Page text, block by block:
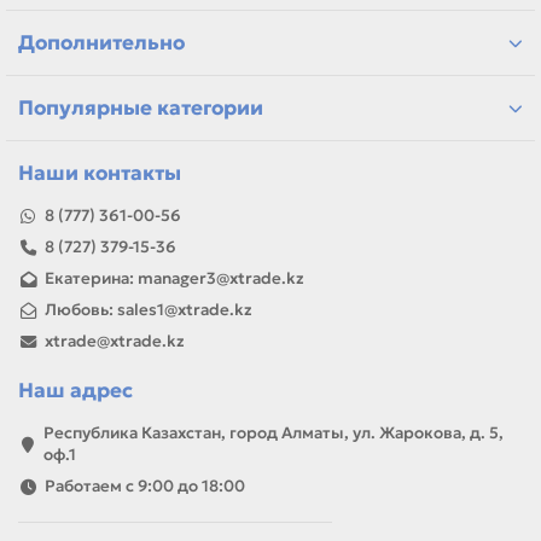
Если параметры в карточке совпадают с вашей моделью
запаса.
Дополнительно
Популярные категории
Наши контакты
8 (777) 361-00-56
8 (727) 379-15-36
Екатерина: manager3@xtrade.kz
Любовь: sales1@xtrade.kz
xtrade@xtrade.kz
Наш адрес
Республика Казахстан, город Алматы, ул. Жарокова, д. 5,
оф.1
Работаем с 9:00 до 18:00